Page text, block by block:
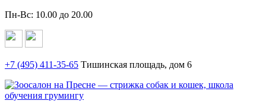
Пн-Вс: 10.00 до 20.00
+7 (495) 411-35-65 Тишинская площадь, дом 6